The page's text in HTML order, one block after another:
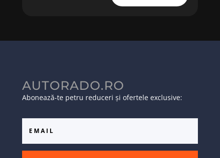
AUTORADO.RO
Abonează-te petru reduceri și ofertele exclusive: